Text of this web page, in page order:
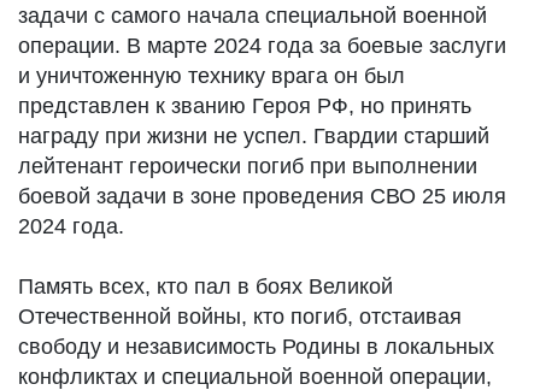
задачи с самого начала специальной военной
операции. В марте 2024 года за боевые заслуги
и уничтоженную технику врага он был
представлен к званию Героя РФ, но принять
награду при жизни не успел. Гвардии старший
лейтенант героически погиб при выполнении
боевой задачи в зоне проведения СВО 25 июля
2024 года.
Память всех, кто пал в боях Великой
Отечественной войны, кто погиб, отстаивая
свободу и независимость Родины в локальных
конфликтах и специальной военной операции,